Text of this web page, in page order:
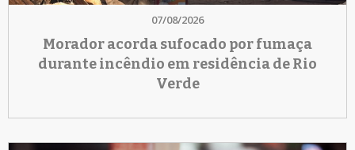
07/08/2026
Morador acorda sufocado por fumaça
durante incêndio em residência de Rio
Verde